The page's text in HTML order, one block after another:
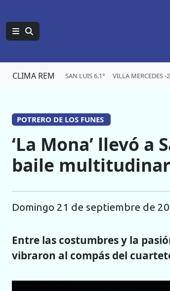
CLIMA REM SAN LUIS 6.1° VILLA MERCEDES -
POTRERO DE LOS FUNES
‘La Mona’ llevó a
baile
domingo 21 de septiembre de
Entre las costumbres y la
vibraron al compás del